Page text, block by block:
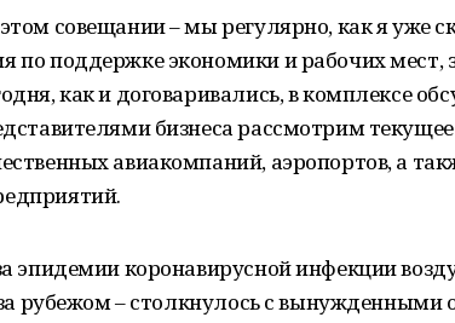
совещании – мы регулярно, как я уже
по поддержке экономики и рабочих мест,
как и договаривались, в комплексе
бизнеса рассмотрим
авиакомпаний, аэропортов, а
эпидемии коронавирусной инфекции
рубежом – столкнулось с вынужденными